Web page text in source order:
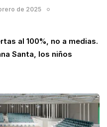
de 2025
al 100%, no a medias.
Santa, los niños